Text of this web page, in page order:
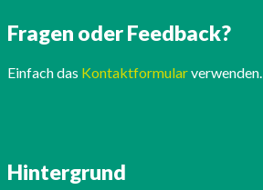
Fragen oder Feedback?
Einfach das Kontaktformularverwenden.
Hintergrund